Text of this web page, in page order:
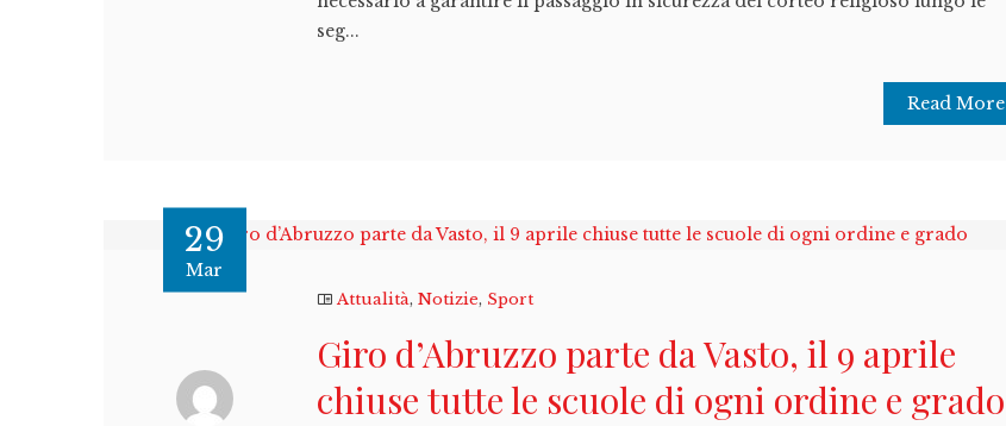
seg...
Read More
29
Mar
Attualità,Notizie, Sport
Giro d’Abruzzo parte da Vasto, il 9 aprile
chiuse tutte le scuole di ogni ordine e grado